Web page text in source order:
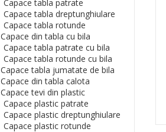
Capace tabla patrate
Capace tabla dreptunghiulare
Capace tabla rotunde
Capace din tabla cu bila
Capace tabla patrate cu bila
Capace tabla rotunde cu bila
Capace tabla jumatate de bila
Capace din tabla calota
Capace tevi din plastic
Capace plastic patrate
Capace plastic dreptunghiulare
Capace plastic rotunde